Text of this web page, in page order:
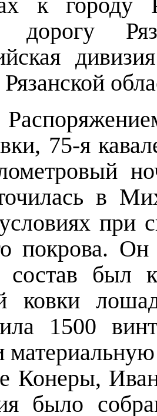
дорогу
75-я
в
при
покрова.
состав был
ковки
1500
Конеры,
было